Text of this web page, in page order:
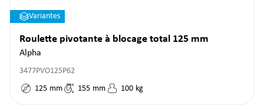
Variantes
Roulette pivotante à blocage total 125 mm
Alpha
3477PVO125P62
125 mm 155 mm 100 kg